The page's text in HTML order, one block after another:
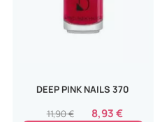
DEEP PINK NAILS 370
8,93 €
11,90 €